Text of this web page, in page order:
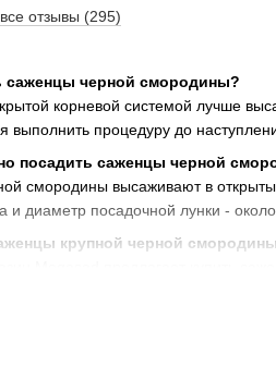
саженцы черной смородины?
корневой системой лучше
выполнить процедуру до
посадить саженцы черной
смородины высаживают в
и диаметр посадочной лунки -
крупной черной
саженцы черной и красной
отзывы (295)